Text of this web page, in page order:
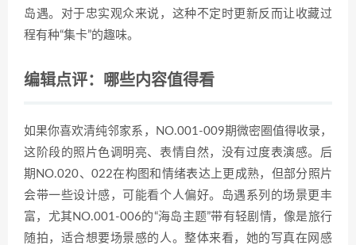
岛遇。对于忠实观众来说，这种不定时更新反而让收藏过
程有种“集卡”的趣味。
编辑点评：哪些内容值得看
如果你喜欢清纯邻家系，NO.001-009期微密圈值得收录，
这阶段的照片色调明亮、表情自然，没有过度表演感。后
期NO.020、022在构图和情绪表达上更成熟，但部分照片
会带一些设计感，可能看个人偏好。岛遇系列的场景更丰
富，尤其NO.001-006的“海岛主题”带有轻剧情，像是旅行
随拍，适合想要场景感的人。整体来看，她的写真在网感